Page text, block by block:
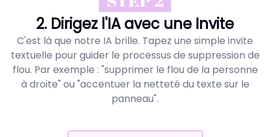
2. Dirigez l'IA avec une Invite
C'est là que notre IA brille. Tapez une simple invite
textuelle pour guider le processus de suppression de
flou. Par exemple : "supprimer le flou de la personne
à droite" ou "accentuer la netteté du texte sur le
panneau".